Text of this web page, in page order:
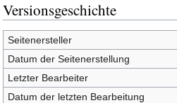
Versionsgeschichte
Seitenersteller
Datum der Seitenerstellung
Letzter Bearbeiter
Datum der letzten Bearbeitung